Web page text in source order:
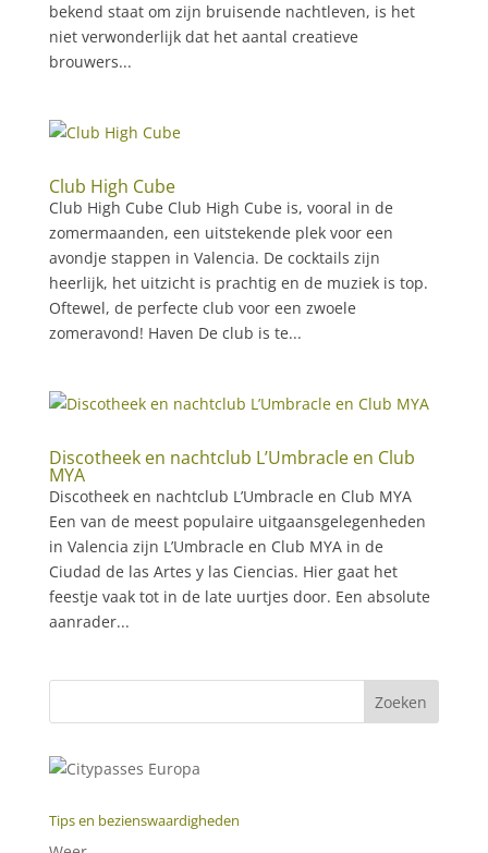
bekend staat om zijn bruisende nachtleven, is het
niet verwonderlijk dat het aantal creatieve
brouwers...
Club High Cube
Club High Cube Club High Cube is, vooral in de
zomermaanden, een uitstekende plek voor een
avondje stappen in Valencia. De cocktails zijn
heerlijk, het uitzicht is prachtig en de muziek is top.
Oftewel, de perfecte club voor een zwoele
zomeravond! Haven De club is te...
Discotheek en nachtclub L’Umbracle en Club
MYA
Discotheek en nachtclub L’Umbracle en Club MYA
Een van de meest populaire uitgaansgelegenheden
in Valencia zijn L’Umbracle en Club MYA in de
Ciudad de las Artes y las Ciencias. Hier gaat het
feestje vaak tot in de late uurtjes door. Een absolute
aanrader...
Tips en bezienswaardigheden